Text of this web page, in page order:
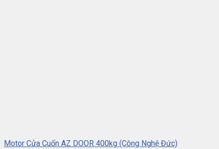
Motor Cửa Cuốn AZ DOOR 400kg (Công Nghệ Đức)